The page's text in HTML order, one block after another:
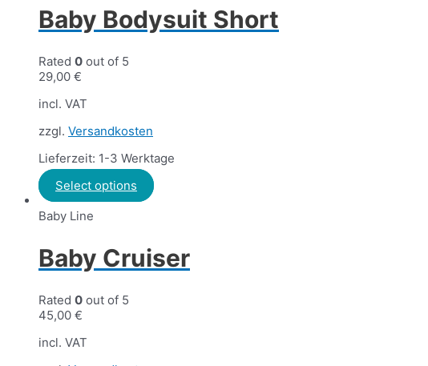
Baby Bodysuit Short
Rated 0 out of 5
29,00 €
incl. VAT
zzgl. Versandkosten
Lieferzeit: 1-3 Werktage
Select options
Baby Line
Baby Cruiser
Rated 0 out of 5
45,00 €
incl. VAT